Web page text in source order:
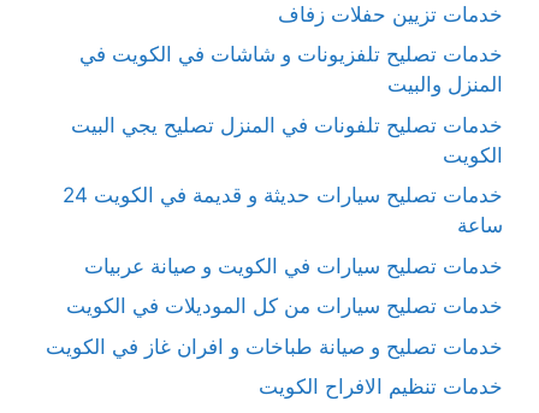
خدمات تزيين حفلات زفاف
خدمات تصليح تلفزيونات و شاشات في الكويت في
المنزل والبيت
خدمات تصليح تلفونات في المنزل تصليح يجي البيت
الكويت
خدمات تصليح سيارات حديثة و قديمة في الكويت 24
ساعة
خدمات تصليح سيارات في الكويت و صيانة عربيات
خدمات تصليح سيارات من كل الموديلات في الكويت
خدمات تصليح و صيانة طباخات و افران غاز في الكويت
خدمات تنظيم الافراح الكويت